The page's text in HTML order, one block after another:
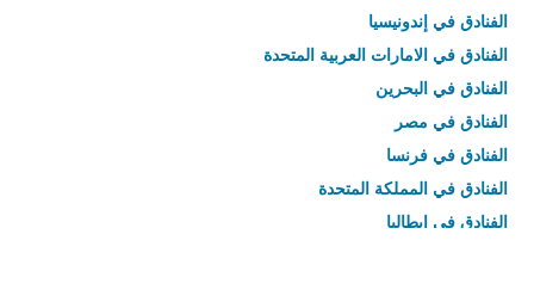
الفنادق في إندونيسيا
الفنادق في الامارات العربية المتحدة
الفنادق في البحرين
الفنادق في مصر
الفنادق في فرنسا
الفنادق في المملكة المتحدة
الفنادق في إيطاليا